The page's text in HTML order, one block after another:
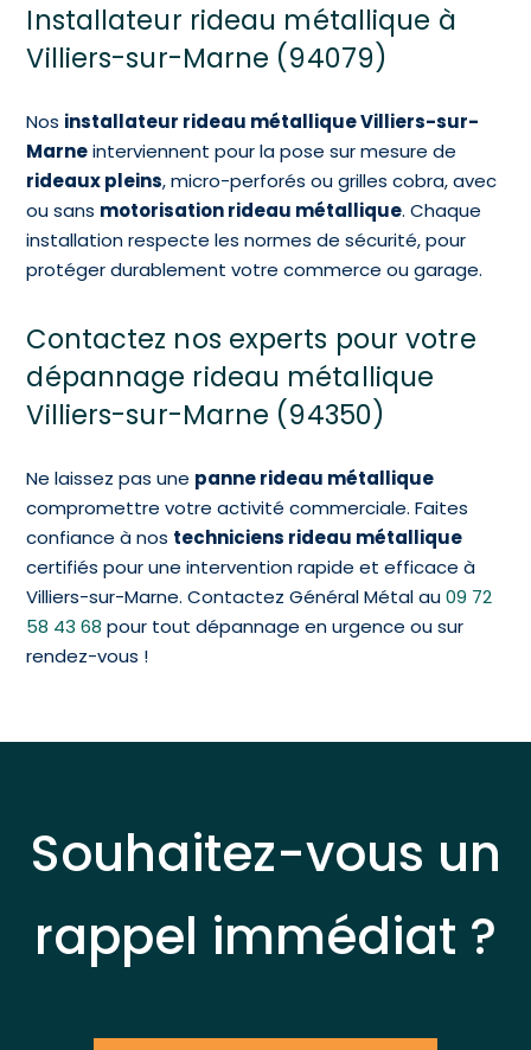
Installateur rideau métallique à
Villiers-sur-Marne (94079)
Nos installateur rideau métallique Villiers-sur-
Marneinterviennent pour la pose sur mesure de
rideaux pleins, micro-perforés ou grilles cobra, avec
ou sans motorisation rideau métallique. Chaque
installation respecte les normes de sécurité, pour
protéger durablement votre commerce ou garage.
Contactez nos experts pour votre
dépannage rideau métallique
Villiers-sur-Marne (94350)
Ne laissez pas une panne rideau métallique
compromettre votre activité commerciale. Faites
confiance à nos techniciens rideau métallique
certifiés pour une intervention rapide et efficace à
Villiers-sur-Marne. Contactez Général Métal au09 72
58 43 68 pour tout dépannage en urgence ou sur
rendez-vous !
Souhaitez-vous un
rappel immédiat ?